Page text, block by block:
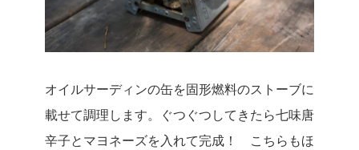
オイルサーディンの缶を固形燃料のストーブに
載せて調理します。ぐつぐつしてきたら七味唐
辛子とマヨネーズを入れて完成！ こちらもほ